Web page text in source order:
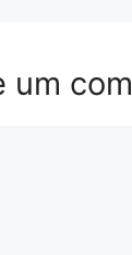
um